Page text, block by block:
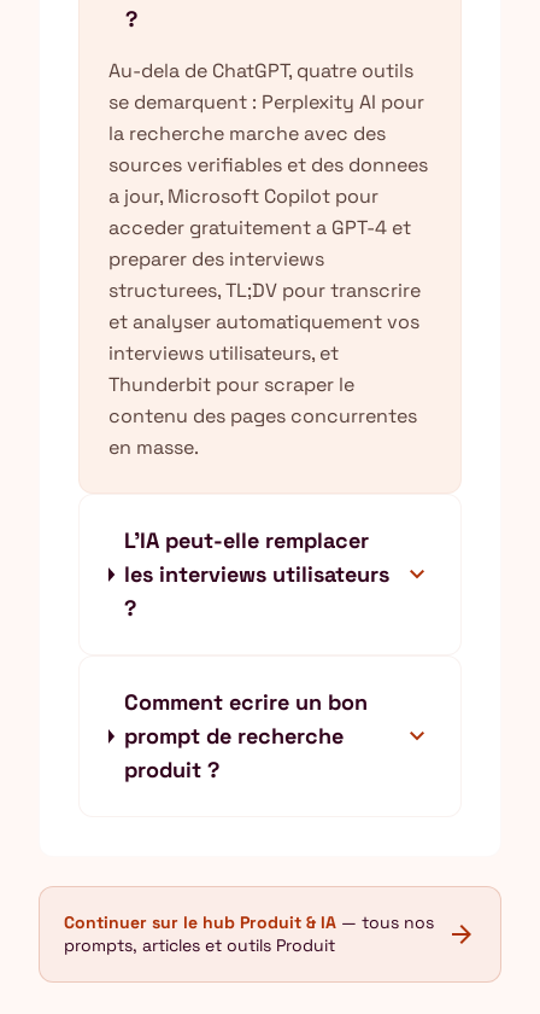
?
Au-dela de ChatGPT, quatre outils
se demarquent : Perplexity AI pour
la recherche marche avec des
sources verifiables et des donnees
a jour, Microsoft Copilot pour
acceder gratuitement a GPT-4 et
preparer des interviews
structurees, TL;DV pour transcrire
et analyser automatiquement vos
interviews utilisateurs, et
Thunderbit pour scraper le
contenu des pages concurrentes
en masse.
L'IA peut-elle remplacer
les interviews utilisateurs
?
expand_more
Comment ecrire un bon
prompt de recherche
produit ?
expand_more
Continuer sur le hub Produit & IA — tous nos
prompts, articles et outils Produit
arrow_forward